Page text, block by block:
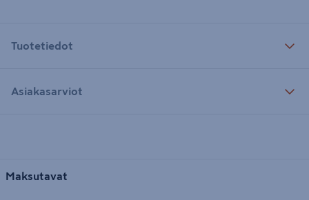
Tuotetiedot
Asiakasarviot
Maksutavat